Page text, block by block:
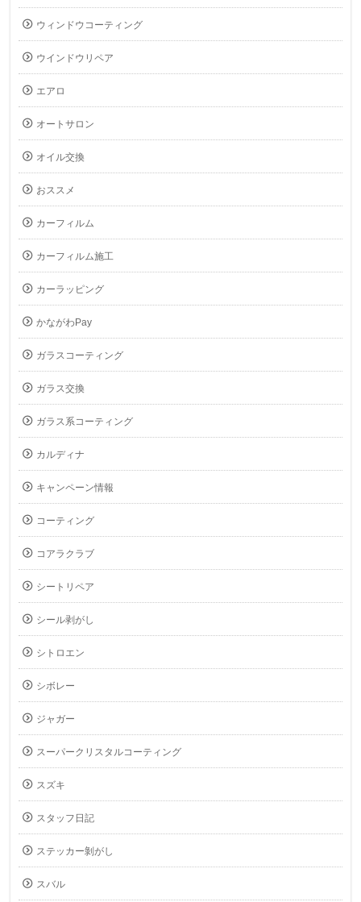
ウィンドウコーティング
ウインドウリペア
エアロ
オートサロン
オイル交換
おススメ
カーフィルム
カーフィルム施工
カーラッピング
かながわPay
ガラスコーティング
ガラス交換
ガラス系コーティング
カルディナ
キャンペーン情報
コーティング
コアラクラブ
シートリペア
シール剥がし
シトロエン
シボレー
ジャガー
スーパークリスタルコーティング
スズキ
スタッフ日記
ステッカー剝がし
スバル